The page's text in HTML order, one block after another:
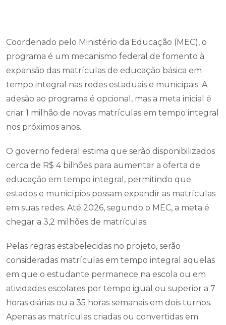
Coordenado pelo Ministério da Educação (MEC), o
programa é um mecanismo federal de fomento à
expansão das matrículas de educação básica em
tempo integral nas redes estaduais e municipais. A
adesão ao programa é opcional, mas a meta inicial é
criar 1 milhão de novas matrículas em tempo integral
nos próximos anos.
O governo federal estima que serão disponibilizados
cerca de R$ 4 bilhões para aumentar a oferta de
educação em tempo integral, permitindo que
estados e municípios possam expandir as matrículas
em suas redes. Até 2026, segundo o MEC, a meta é
chegar a 3,2 milhões de matrículas.
Pelas regras estabelecidas no projeto, serão
consideradas matrículas em tempo integral aquelas
em que o estudante permanece na escola ou em
atividades escolares por tempo igual ou superior a 7
horas diárias ou a 35 horas semanais em dois turnos.
Apenas as matrículas criadas ou convertidas em